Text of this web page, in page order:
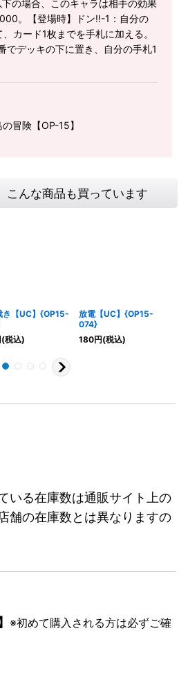
の場合、このキャラは相手の効果
。【登場時】ドン!!-1：自分の
カード1枚までを手札に加える。
でデッキの下に置き、自分の手札1
冒険【OP-15】
こんな商品も買っています
き【UC】{OP15-
(税込)
放電【UC】{OP15-
074}
180円(税込)
いる在庫数は通販サイト上の
舗の在庫数とは異なりますの
※初めて購入される方は必ずご確